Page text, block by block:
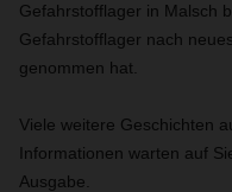
Gefahrstofflager in Malsch
Gefahrstofflager nach
genommen hat.
Viele weitere Geschichten
Informationen warten auf
Ausgabe.